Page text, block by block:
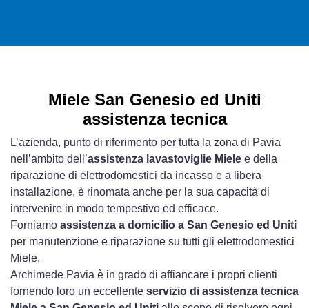
Miele San Genesio ed Uniti
assistenza tecnica
L’azienda, punto di riferimento per tutta la zona di Pavia
nell’ambito dell’assistenza lavastoviglie Miele e della
riparazione di elettrodomestici da incasso e a libera
installazione, è rinomata anche per la sua capacità di
intervenire in modo tempestivo ed efficace.
Forniamo assistenza a domicilio a San Genesio ed Uniti
per manutenzione e riparazione su tutti gli elettrodomestici
Miele.
Archimede Pavia è in grado di affiancare i propri clienti
fornendo loro un eccellente servizio di assistenza tecnica